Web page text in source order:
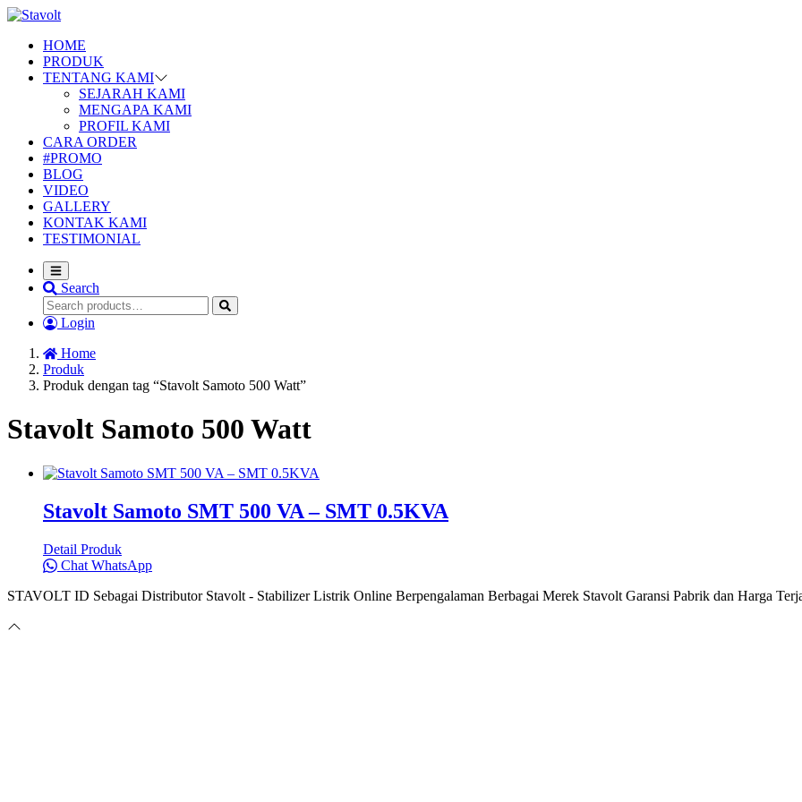
HOME
PRODUK
TENTANG KAMI
SEJARAH KAMI
MENGAPA KAMI
PROFIL KAMI
CARA ORDER
#PROMO
BLOG
VIDEO
GALLERY
KONTAK KAMI
TESTIMONIAL
Search
Login
Home
Produk
Produk dengan tag “Stavolt Samoto 500 Watt”
Stavolt Samoto 500 Watt
Stavolt Samoto SMT 500 VA – SMT 0.5KVA
Detail Produk
Chat WhatsApp
STAVOLT ID Sebagai Distributor Stavolt - Stabilizer Listrik Online Berpengalaman Berbagai Merek Stavolt Garansi Pabrik dan Harga